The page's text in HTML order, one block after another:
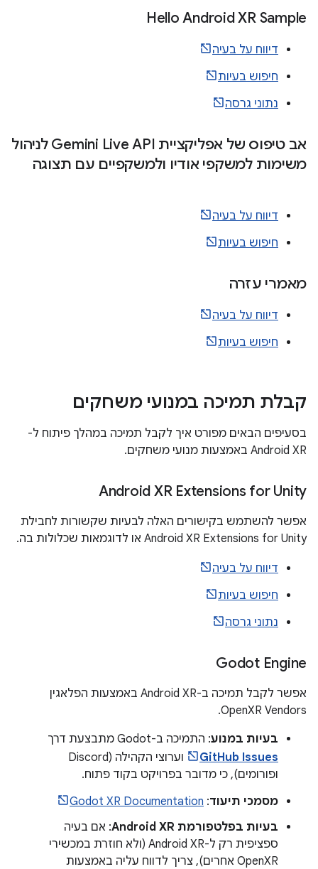
Hello Android XR Sample
דיווח על בעיה
חיפוש בעיות
נתוני גרסה
אב טיפוס של אפליקציית Gemini Live API לניהול
משימות למשקפי אודיו ולמשקפיים עם תצוגה
דיווח על בעיה
חיפוש בעיות
מאמרי עזרה
דיווח על בעיה
חיפוש בעיות
קבלת תמיכה במנועי משחקים
בסעיפים הבאים מפורט איך לקבל תמיכה במהלך פיתוח ל-
Android XR באמצעות מנועי משחקים.
‫Android XR Extensions for Unity
אפשר להשתמש בקישורים האלה לבעיות שקשורות לחבילת
Android XR Extensions for Unity או לדוגמאות שכלולות בה.
דיווח על בעיה
חיפוש בעיות
נתוני גרסה
Godot Engine
אפשר לקבל תמיכה ב-Android XR באמצעות הפלאגין
OpenXR Vendors.
בעיות במנוע: התמיכה ב-Godot מתבצעת דרך
GitHub Issues
וערוצי הקהילה (Discord
ופורומים), כי מדובר בפרויקט בקוד פתוח.
מסמכי תיעוד:
Godot XR Documentation
בעיות בפלטפורמת Android XR
: אם בעיה
ספציפית רק ל-Android XR (ולא חוזרת במכשירי
OpenXR אחרים), צריך לדווח עליה באמצעות